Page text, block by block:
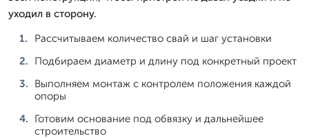
уходил в сторону.
Рассчитываем количество свай и шаг установки
Подбираем диаметр и длину под конкретный проект
Выполняем монтаж с контролем положения каждой
опоры
Готовим основание под обвязку и дальнейшее
строительство